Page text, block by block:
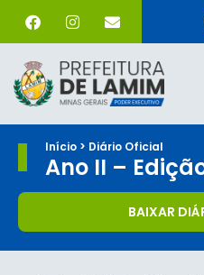
Início > Diário Oficial
Ano II –
BAIXAR